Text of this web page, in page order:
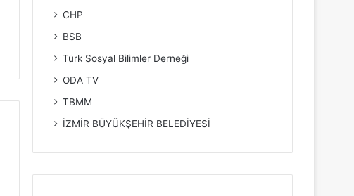
CHP
BSB
Türk Sosyal Bilimler Derneği
ODA TV
TBMM
İZMİR BÜYÜKŞEHİR BELEDİYESİ